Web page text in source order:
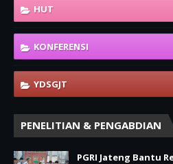
HUT
KONFERENSI
YDSGJT
PENELITIAN & PENGABDIAN
PGRI Jateng Bantu